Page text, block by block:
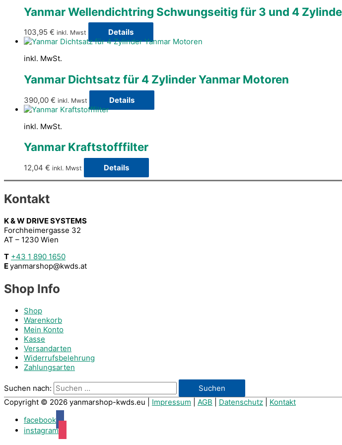
Yanmar Wellendichtring Schwungseitig für 3 und 4
103,95 € inkl. Mwst Details
inkl. MwSt.
Yanmar Dichtsatz für 4 Zylinder Yanmar Motoren
390,00 € inkl. Mwst Details
inkl. MwSt.
Yanmar Kraftstofffilter
12,04 € inkl. Mwst Details
Kontakt
K & W DRIVE SYSTEMS
Forchheimergasse 32
AT – 1230 Wien
T +43 1 890 1650
Eyanmarshop@kwds.at
Shop Info
Shop
Warenkorb
Mein Konto
Kasse
Versandarten
Widerrufsbelehrung
Zahlungsarten
Suchen nach:
Copyright © 2026 yanmarshop-kwds.eu Impressum AGB Datenschutz
Kontakt
facebook
instagram